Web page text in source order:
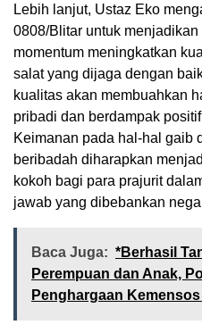
Lebih lanjut, Ustaz Eko
0808/Blitar untuk
momentum meningkatkan
salat yang dijaga dengan
kualitas akan membuahkan
pribadi dan berdampak
Keimanan pada hal-hal gaib
beribadah diharapkan
kokoh bagi para prajurit
jawab yang dibebankan
Baca Juga: *Berhasil
Perempuan dan Anak,
Penghargaan Kemensos